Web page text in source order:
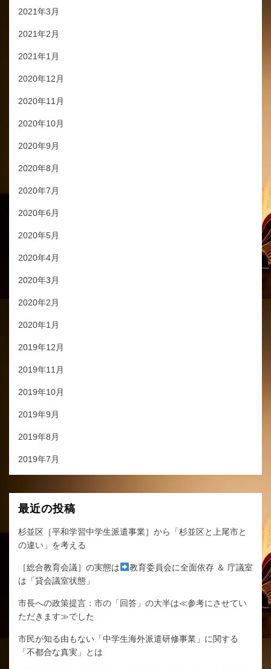
2021年3月
2021年2月
2021年1月
2020年12月
2020年11月
2020年10月
2020年9月
2020年8月
2020年7月
2020年6月
2020年5月
2020年4月
2020年3月
2020年2月
2020年1月
2019年12月
2019年11月
2019年10月
2019年9月
2019年8月
2019年7月
最近の投稿
杉並区［平和学習中学生派遣事業］から「杉並区と上尾市と
の違い」を考える
［総合教育会議］の実態は
教育委員会に全面依存 ＆ 庁議室
は「貸会議室状態」
市長への政策提言：市の「回答」の大半は≪参考にさせてい
ただきます≫でした
市民が知る由もない「中学生海外派遣研修事業」に関する
「不都合な真実」とは